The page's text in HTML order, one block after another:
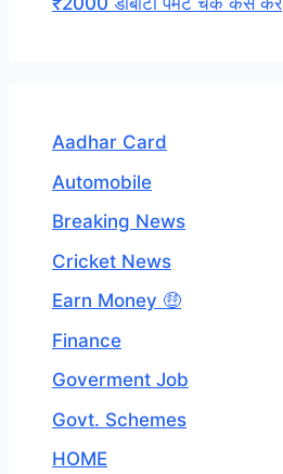
Aadhar Card
Automobile
Breaking News
Cricket News
Earn Money 🤑
Finance
Goverment Job
Govt. Schemes
HOME